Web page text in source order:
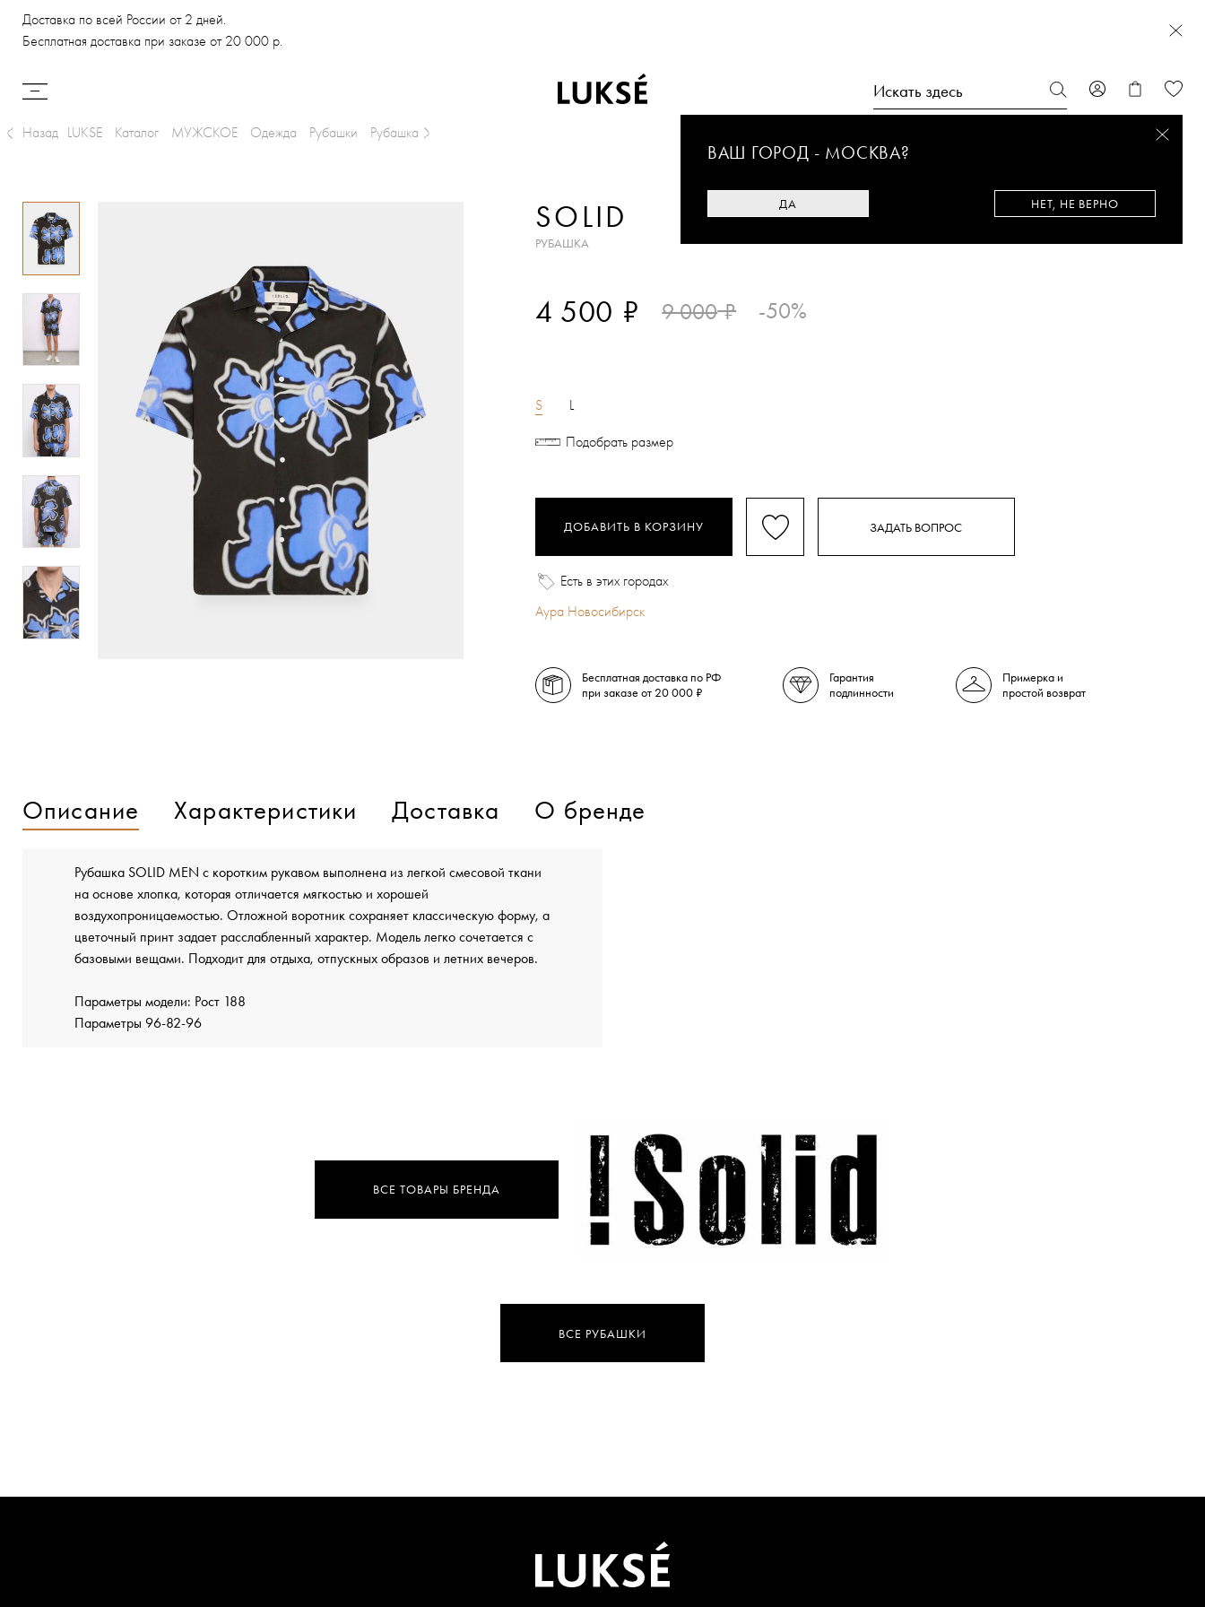
Доставка по всей России от 2 дней.
Бесплатная доставка при заказе от 20 000 р.
ВАШ ГОРОД - МОСКВА?
ДА НЕТ, НЕ ВЕРНО
Назад LUKSE Каталог МУЖСКОЕ Одежда Рубашки Рубашка
SOLID
РУБАШКА
4 500 ₽ 9 000₽ -50%
S
L
Подобрать размер
ДОБАВИТЬ В КОРЗИНУ ЗАДАТЬ ВОПРОС
Есть в этих городах
Аура Новосибирск
Бесплатная доставка по РФ
при заказе от 20 000 ₽
Гарантия
подлинности
Примерка и
простой возврат
Описание Характеристики Доставка О бренде
Рубашка SOLID MEN с коротким рукавом выполнена из легкой смесовой ткани
на основе хлопка, которая отличается мягкостью и хорошей
воздухопроницаемостью. Отложной воротник сохраняет классическую форму, а
цветочный принт задает расслабленный характер. Модель легко сочетается с
базовыми вещами. Подходит для отдыха, отпускных образов и летних вечеров.
Параметры модели: Рост 188
Параметры 96-82-96
ВСЕ ТОВАРЫ БРЕНДА
ВСЕ РУБАШКИ